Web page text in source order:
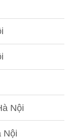
Nội
Nội